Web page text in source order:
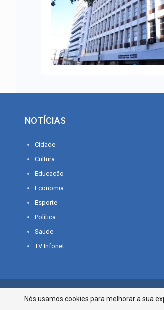
NOTÍCIAS
Cidade
Cultura
Educação
Economia
Esporte
Política
Saúde
TV Infonet
© 2026 - O que é notícia em Sergipe. Todos os
Nós usamos cookies para melhorar a sua